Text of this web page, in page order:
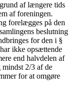
af længere tids
af foreningen.
forelægges på den
beslutning
for den i §
ikke opsættende
end halvdelen af
mindst 2/3 af de
for at omgøre